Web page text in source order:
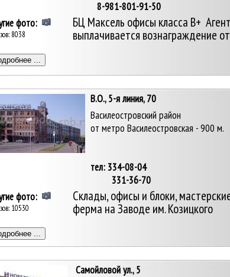
8-981-801-91-50
фото:
8038
БЦ Максель офисы класса В+
выплачивается
В.О., 5-я линия, 70
Василеостровский район
от метро Василеостровская - 900 м.
тел: 334-08-04
331-36-70
фото:
10530
Склады, офисы и блоки,
ферма на Заводе им. Козицкого
Самойловой ул., 5